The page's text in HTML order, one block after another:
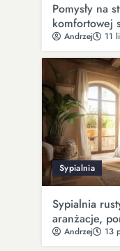
Pomysły na
komfortowej
Andrzej 11
Sypialnia
Sypialnia
aranżacje,
Andrzej 13